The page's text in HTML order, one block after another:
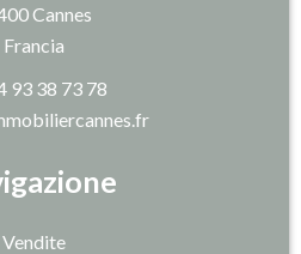
Vendite
Cannes
Francia
93 38 73 78